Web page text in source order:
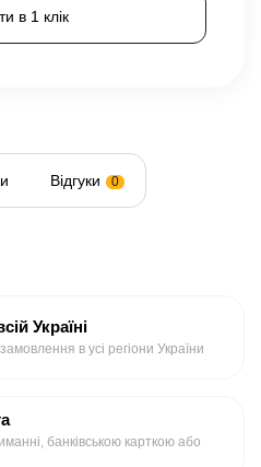
в 1 клік
Відгуки 0
Україні
в усі регіони України
банківською карткою або